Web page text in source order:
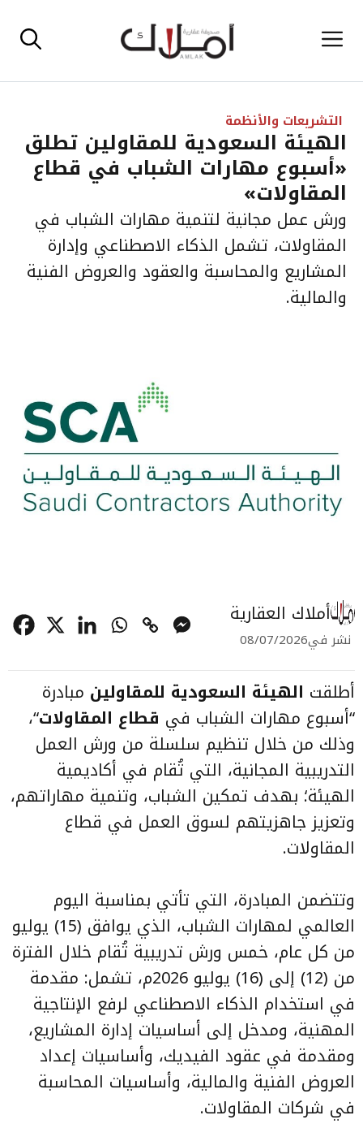
إلى القائمة
التشريعات والأنظمة
الهيئة السعودية للمقاولين تطلق
«أسبوع مهارات الشباب في قطاع
المقاولات»
ورش عمل مجانية لتنمية مهارات الشباب في
المقاولات، تشمل الذكاء الاصطناعي وإدارة
المشاريع والمحاسبة والعقود والعروض الفنية
والمالية.
أملاك العقارية
نشر في08/07/2026
أطلقت الهيئة السعودية للمقاولين مبادرة
“أسبوع مهارات الشباب في قطاع المقاولات“،
وذلك من خلال تنظيم سلسلة من ورش العمل
التدريبية المجانية، التي تُقام في أكاديمية
الهيئة؛ بهدف تمكين الشباب، وتنمية مهاراتهم،
وتعزيز جاهزيتهم لسوق العمل في قطاع
المقاولات.
وتتضمن المبادرة، التي تأتي بمناسبة اليوم
العالمي لمهارات الشباب، الذي يوافق (15) يوليو
من كل عام، خمس ورش تدريبية تُقام خلال الفترة
من (12) إلى (16) يوليو 2026م، تشمل: مقدمة
في استخدام الذكاء الاصطناعي لرفع الإنتاجية
المهنية، ومدخل إلى أساسيات إدارة المشاريع،
ومقدمة في عقود الفيديك، وأساسيات إعداد
العروض الفنية والمالية، وأساسيات المحاسبة
في شركات المقاولات.